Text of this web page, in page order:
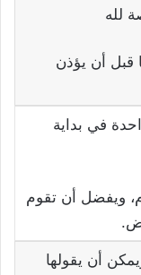
لله
قبل أن يؤذن
في بداية
ويفضل أن تقوم
أن يقولها